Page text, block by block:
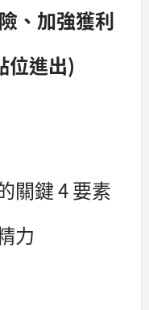
、加強獲利
位進出)
關鍵 4 要素
力